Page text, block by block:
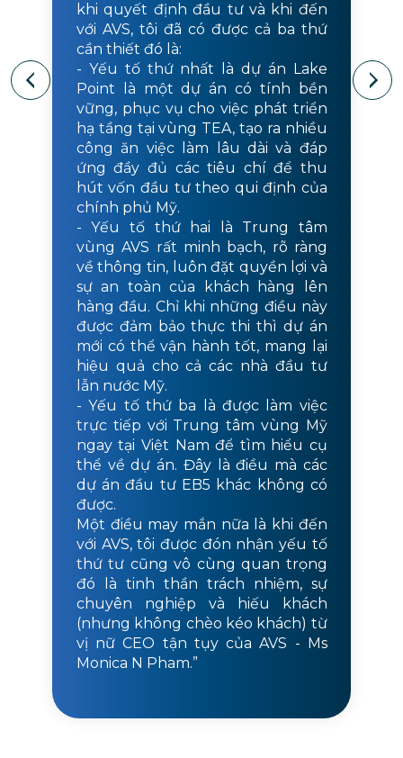
khi quyết định đầu tư và khi đến
với AVS, tôi đã có được cả ba thứ
cần thiết đó là:
- Yếu tố thứ nhất là dự án Lake
Point là một dự án có tính bền
vững, phục vụ cho việc phát triển
hạ tầng tại vùng TEA, tạo ra nhiều
công ăn việc làm lâu dài và đáp
ứng đầy đủ các tiêu chí để thu
hút vốn đầu tư theo qui định của
chính phủ Mỹ.
- Yếu tố thứ hai là Trung tâm
vùng AVS rất minh bạch, rõ ràng
về thông tin, luôn đặt quyền lợi và
sự an toàn của khách hàng lên
hàng đầu. Chỉ khi những điều này
được đảm bảo thực thi thì dự án
mới có thể vận hành tốt, mang lại
hiệu quả cho cả các nhà đầu tư
lẫn nước Mỹ.
- Yếu tố thứ ba là được làm việc
trực tiếp với Trung tâm vùng Mỹ
ngay tại Việt Nam để tìm hiểu cụ
thể về dự án. Đây là điều mà các
dự án đầu tư EB5 khác không có
được.
Một điều may mắn nữa là khi đến
với AVS, tôi được đón nhận yếu tố
thứ tư cũng vô cùng quan trọng
đó là tinh thần trách nhiệm, sự
chuyên nghiệp và hiếu khách
(nhưng không chèo kéo khách) từ
vị nữ CEO tận tụy của AVS - Ms
Monica N Pham.”